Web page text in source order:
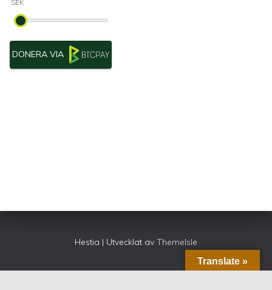
DONERA VIA
Hestia | Utvecklat av ThemeIsle
Translate »